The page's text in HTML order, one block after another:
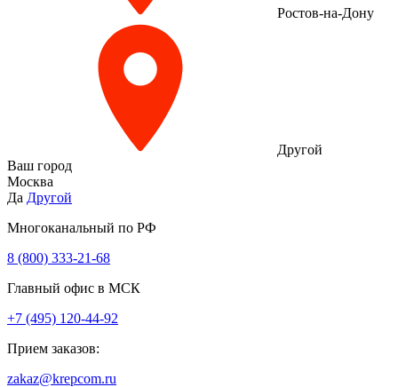
Ростов-на-Дону
Другой
Ваш город
Москва
Да Другой
Многоканальный по РФ
8 (800) 333‑21-68
Главный офис в МСК
+7 (495) 120-44-92
Прием заказов:
zakaz@krepcom.ru